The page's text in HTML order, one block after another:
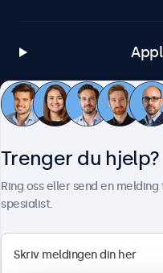
Trenger du hjelp?
Ring oss eller send en
spesialist.